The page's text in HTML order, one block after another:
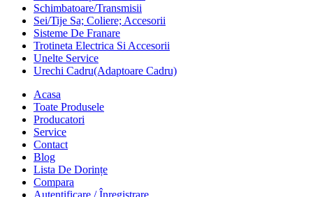
Schimbatoare/Transmisii
Sei/Tije Sa; Coliere; Accesorii
Sisteme De Franare
Trotineta Electrica Si Accesorii
Unelte Service
Urechi Cadru(Adaptoare Cadru)
Acasa
Toate Produsele
Producatori
Service
Contact
Blog
Lista De Dorințe
Compara